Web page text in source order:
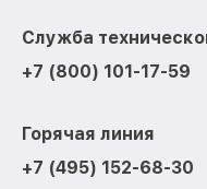
Служба
+7 (800) 101-17-59
Горячая линия
+7 (495) 152-68-30